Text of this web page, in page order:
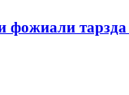
тарзда